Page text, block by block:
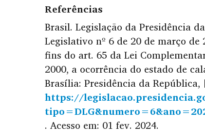
Referências
Brasil. Legislação da Presidência
Legislativo nº 6 de 20 de março de
fins do art. 65 da Lei
2000, a ocorrência do estado de
Brasília: Presidência da
https://
. Acesso em: 01 fev. 2024.